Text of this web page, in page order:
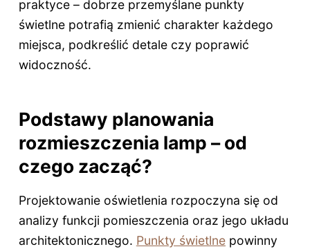
praktyce – dobrze przemyślane punkty
świetlne potrafią zmienić charakter każdego
miejsca, podkreślić detale czy poprawić
widoczność.
Podstawy planowania
rozmieszczenia lamp – od
czego zacząć?
Projektowanie oświetlenia rozpoczyna się od
analizy funkcji pomieszczenia oraz jego układu
architektonicznego. Punkty świetlnepowinny